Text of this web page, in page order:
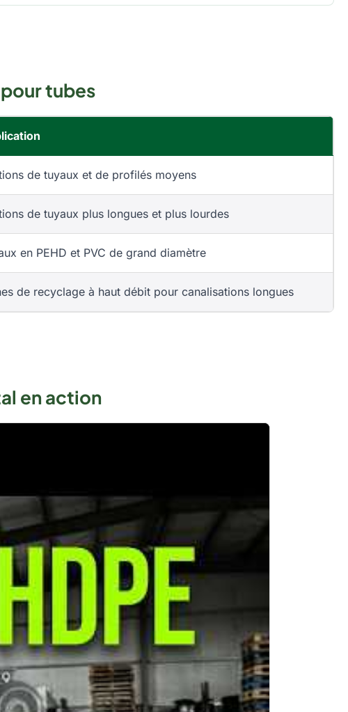
tubes
de tuyaux et de profilés moyens
de tuyaux plus longues et plus lourdes
en PEHD et PVC de grand diamètre
de recyclage à haut débit pour canalisations longues
en action